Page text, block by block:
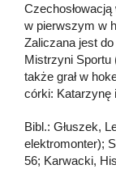
w pierwszym w
Zaliczana jest
Mistrzyni
także grał w
córki: Katarzynę
Bibl.: Głuszek,
elektromonter);
56; Karwacki,